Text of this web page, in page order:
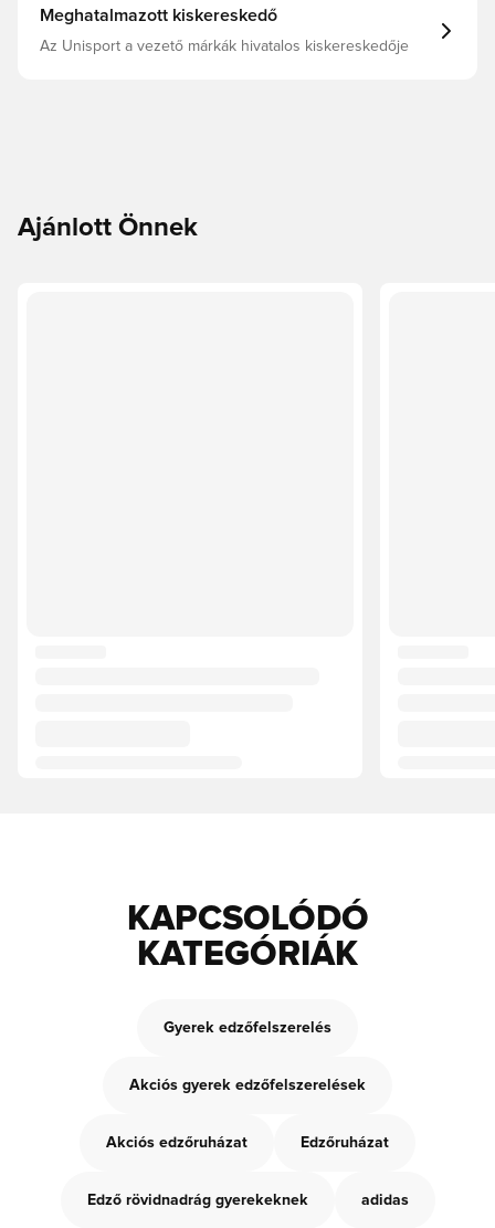
Meghatalmazott kiskereskedő
Az Unisport a vezető márkák hivatalos kiskereskedője
Ajánlott Önnek
KAPCSOLÓDÓ
KATEGÓRIÁK
Gyerek edzőfelszerelés
Akciós gyerek edzőfelszerelések
Akciós edzőruházat Edzőruházat
Edző rövidnadrág gyerekeknek adidas